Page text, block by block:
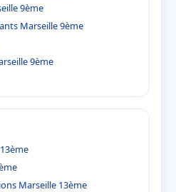
9ème
Marseille 9ème
9ème
Marseille 13ème